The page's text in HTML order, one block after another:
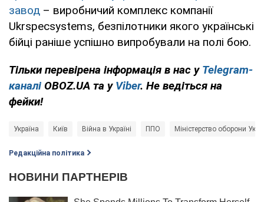
завод – виробничий комплекс компанії
Ukrspecsystems, безпілотники якого українські
бійці раніше успішно випробували на полі бою.
Тільки перевірена інформація в нас у Telegram-
каналі OBOZ.UA та у Viber. Не ведіться на
фейки!
Україна Київ Війна в Україні ППО Міністерство оборони
Редакційна політика